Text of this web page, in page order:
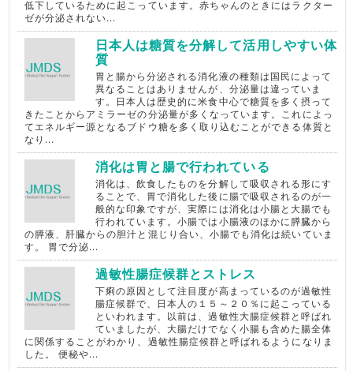
低下しているために起こっています。赤ちゃんのときにはラクター
ゼが分泌されない...
日本人は糖質を分解して活用しやすい体
質
胃と腸から分泌される消化液の種類は国民によって
異なることはありませんが、分泌量は違っていま
す。日本人は歴史的に米食中心で糖質を多く摂って
きたことからアミラーゼの分泌量が多くなっています。これによっ
てエネルギー源となるブドウ糖を多く取り込むことができる体質と
なり...
消化は胃と腸で行われている
消化は、飲食したものを分解して吸収される形にす
ることで、胃で消化した後に腸で吸収されるのが一
般的な印象ですが、実際には消化は小腸と大腸でも
行われています。小腸では小腸液のほかに膵臓から
の膵液、肝臓からの胆汁と混じり合い、小腸でも消化は続いていま
す。 胃で分泌...
過敏性腸症候群とストレス
下痢の原因として注目度が高まっているのが過敏性
腸症候群で、日本人の１５～２０％に起こっている
といわれます。以前は、過敏性大腸症候群と呼ばれ
ていましたが、大腸だけでなく小腸も含めた腸全体
に関係することがわかり、過敏性腸症候群と呼ばれるようになりま
した。 便秘や...